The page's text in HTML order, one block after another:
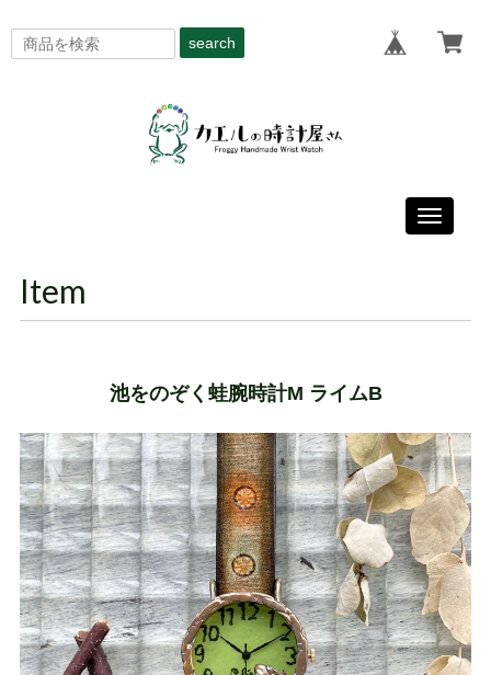
search
Toggle
Item
池をのぞく蛙腕時計M ライムB